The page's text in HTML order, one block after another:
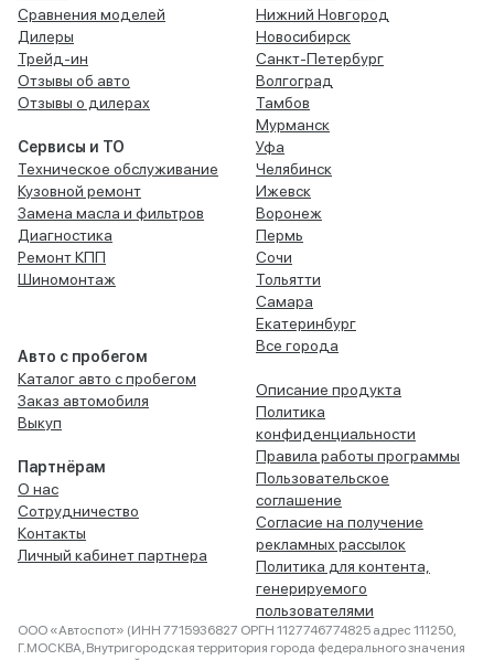
Сравнения моделей
Дилеры
Трейд-ин
Отзывы об авто
Отзывы о дилерах
Сервисы и ТО
Техническое обслуживание
Кузовной ремонт
Замена масла и фильтров
Диагностика
Ремонт КПП
Шиномонтаж
Авто с пробегом
Каталог авто с пробегом
Заказ автомобиля
Выкуп
Партнёрам
О нас
Сотрудничество
Контакты
Личный кабинет партнера
Нижний Новгород
Новосибирск
Санкт-Петербург
Волгоград
Тамбов
Мурманск
Уфа
Челябинск
Ижевск
Воронеж
Пермь
Сочи
Тольятти
Самара
Екатеринбург
Все города
Описание продукта
Политика
конфиденциальности
Правила работы программы
Пользовательское
соглашение
Согласие на получение
рекламных рассылок
Политика для контента,
генерируемого
пользователями
ООО «Автоспот» (ИНН 7715936827 ОРГН 1127746774825 адрес 111250,
Г.МОСКВА, Внутригородская территория города федерального значения